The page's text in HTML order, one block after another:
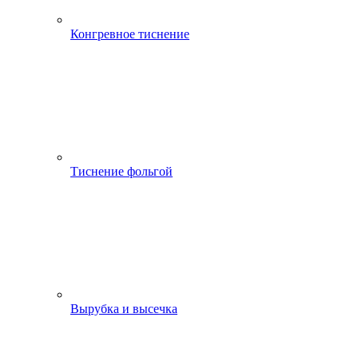
Конгревное тиснение
Тиснение фольгой
Вырубка и высечка